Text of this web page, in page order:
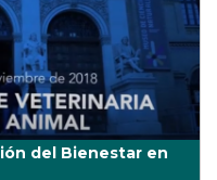
del Bienestar en